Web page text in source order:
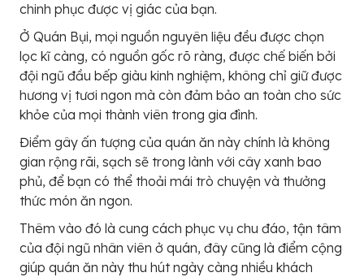
chinh phục được vị giác của bạn.
Ở Quán Bụi, mọi nguồn nguyên liệu đều được chọn
lọc kĩ càng, có nguồn gốc rõ ràng, được chế biến bởi
đội ngũ đầu bếp giàu kinh nghiệm, không chỉ giữ được
hương vị tươi ngon mà còn đảm bảo an toàn cho sức
khỏe của mọi thành viên trong gia đình.
Điểm gây ấn tượng của quán ăn này chính là không
gian rộng rãi, sạch sẽ trong lành với cây xanh bao
phủ, để bạn có thể thoải mái trò chuyện và thưởng
thức món ăn ngon.
Thêm vào đó là cung cách phục vụ chu đáo, tận tâm
của đội ngũ nhân viên ở quán, đây cũng là điểm cộng
giúp quán ăn này thu hút ngày càng nhiều khách